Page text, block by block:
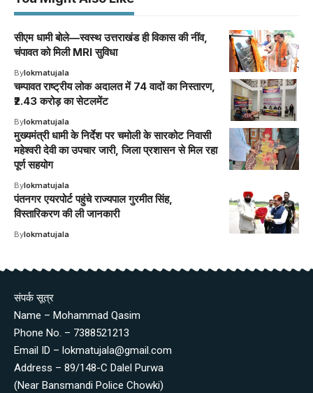
सीएम धामी बोले—स्वस्थ उत्तराखंड ही विकास की नींव,
चंपावत को मिली MRI सुविधा
Bylokmatujala
चम्पावत राष्ट्रीय लोक अदालत में 74 वादों का निस्तारण,
₹2.43 करोड़ का सेटलमेंट
Bylokmatujala
मुख्यमंत्री धामी के निर्देश पर चमोली के सारकोट निवासी
महेश्वरी देवी का उपचार जारी, जिला प्रशासन से मिल रहा
पूर्ण सहयोग
Bylokmatujala
पंतनगर एयरपोर्ट पहुंचे राज्यपाल गुरमीत सिंह,
विस्तारिकरण की ली जानकारी
Bylokmatujala
संपर्क सूत्र
Name – Mohammad Qasim
Phone No. – 7388521213
Email ID – lokmatujala@gmail.com
Address – 89/148-C Dalel Purwa
(Near Bansmandi Police Chowki)